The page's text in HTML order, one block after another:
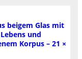
beigem Glas mit
und
Korpus – 21 ×